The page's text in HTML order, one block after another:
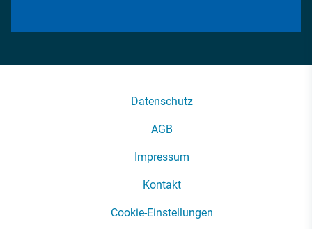
Datenschutz
AGB
Impressum
Kontakt
Cookie-Einstellungen